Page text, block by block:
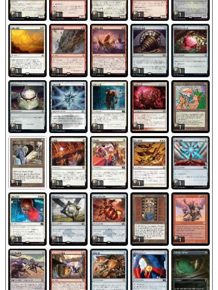
1 1 1 1 1
1 1 1 1 1
1 1 1 1 1
1 1 1 1 1
1 1 1 1 1